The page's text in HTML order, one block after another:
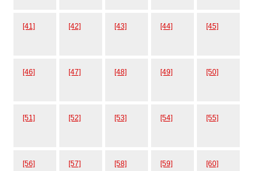
[41] [42] [43] [44] [45]
[46] [47] [48] [49] [50]
[51] [52] [53] [54] [55]
[56] [57] [58] [59] [60]